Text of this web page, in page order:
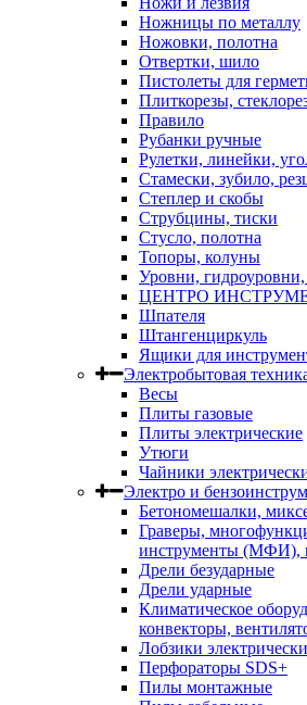
Ножницы по металлу
Ножовки, полотна
Отвертки, шило
Пистолеты для
Плиткорезы,
Правило
Рубанки ручные
Рулетки, линейки,
Стамески, зубило,
Степлер и скобы
Струбцины, тиски
Стусло, полотна
Топоры, колуны
Уровни,
ЦЕНТРО
Шпателя
Штангенциркуль
Ящики для
Электробытовая
Весы
Плиты газовые
Плиты электрические
Утюги
Чайники
Электро и
Бетономешалки,
Граверы,
инструменты (МФИ),
Дрели безударные
Дрели ударные
Климатическое
конвекторы,
Лобзики
Перфораторы SDS+
Пилы монтажные